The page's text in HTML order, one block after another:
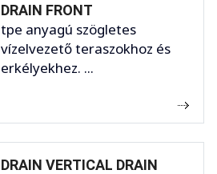
DRAIN FRONT
tpe anyagú szögletes
vízelvezető teraszokhoz és
erkélyekhez. ...
DRAIN VERTICAL DRAIN